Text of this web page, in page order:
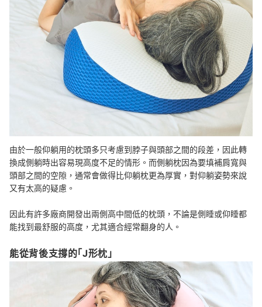
由於一般仰躺用的枕頭多只考慮到脖子與頭部之間的段差，因此轉
換成側躺時出容易現高度不足的情形。而側躺枕因為要填補肩寬與
頭部之間的空隙，通常會做得比仰躺枕更為厚實，對仰躺姿勢來說
又有太高的疑慮。
因此有許多廠商開發出兩側高中間低的枕頭，不論是側睡或仰睡都
能找到最舒服的高度，尤其適合經常翻身的人。
能從背後支撐的「J形枕」